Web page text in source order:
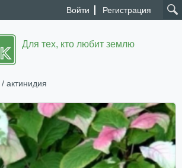
Войти Регистрация
Для тех, кто любит землю
/ актинидия